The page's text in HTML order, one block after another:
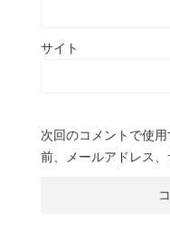
サイト
次回のコメントで使
前、メールアドレス、